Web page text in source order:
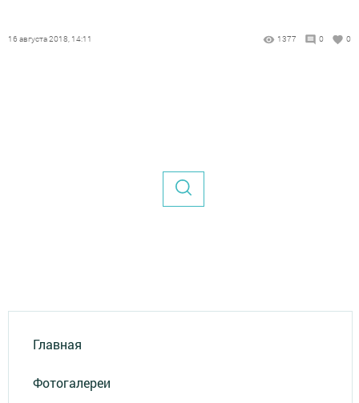
16 августа 2018, 14:11 1377 0 0
Главная
Фотогалереи